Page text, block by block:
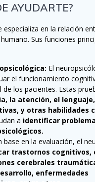
AYUDARTE?
en la relación
Sus funciones
El
el funcionamiento
los pacientes. Estas
la atención, el
y otras habilidades
a identificar
base en la evaluación, el
trastornos cognitivos,
cerebrales
enfermedades